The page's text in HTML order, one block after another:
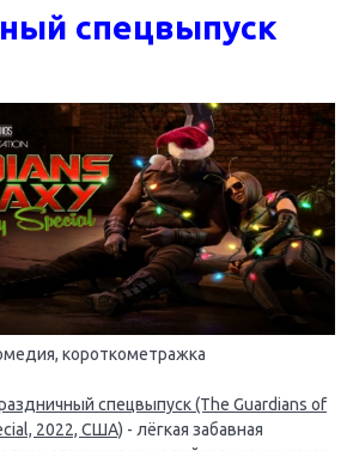
спецвыпуск
короткометражка
спецвыпуск (The Guardians of
2022, США) - лёгкая забавная